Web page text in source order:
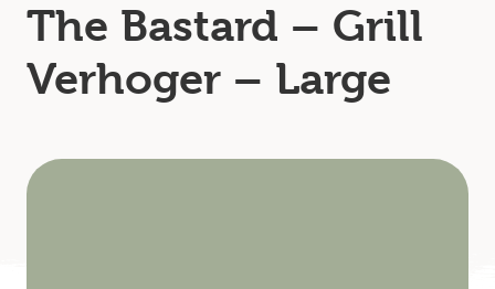
The Bastard – Grill
Verhoger – Large